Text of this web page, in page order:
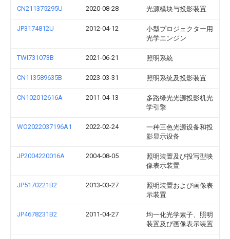
CN211375295U 2020-08-28 光源模块与投影装置
JP3174812U 2012-04-12
小型プロジェクター用
光学エンジン
TWI731073B 2021-06-21 照明系統
CN113589635B 2023-03-31 照明系统及投影装置
CN102012616A 2011-04-13
多路绿光光源投影机光
学引擎
WO2022037196A1 2022-02-24
一种三色光源设备和投
影显示设备
JP2004220016A 2004-08-05
照明装置及び投写型映
像表示装置
JP5170221B2 2013-03-27
照明装置および画像表
示装置
JP4678231B2 2011-04-27
均一化光学素子、照明
装置及び画像表示装置